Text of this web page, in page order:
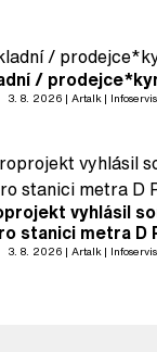
/
3. 8. 2026 Artalk Infoservis
vyhlásil
stanici metra D
3. 8. 2026 Artalk Infoservis